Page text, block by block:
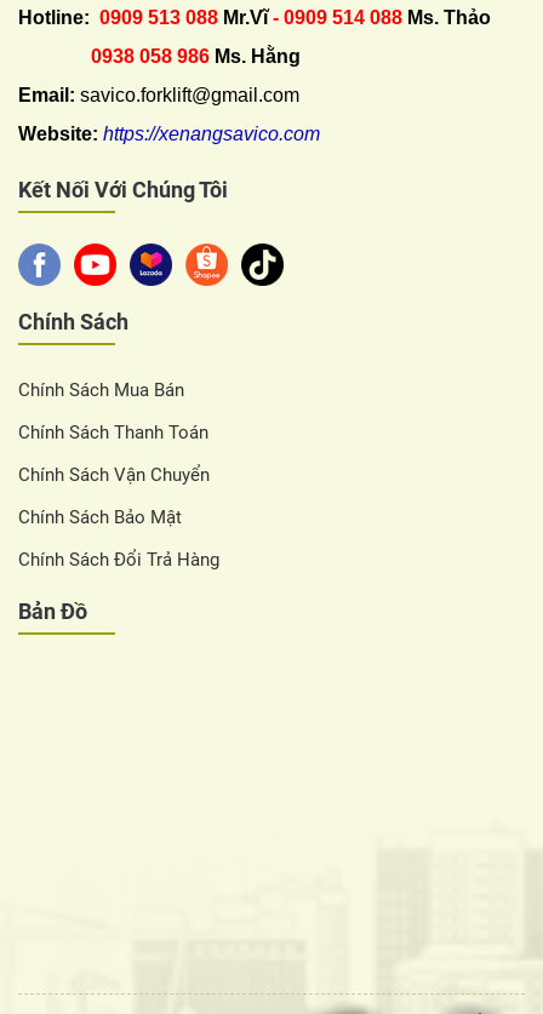
Hotline: 0909 513 088 Mr.Vĩ- 0909 514 088 Ms. Thảo
0938 058 986 Ms. Hằng
Email: savico.forklift@gmail.com
Website: https://xenangsavico.com
Kết Nối Với Chúng Tôi
Chính Sách
Chính Sách Mua Bán
Chính Sách Thanh Toán
Chính Sách Vận Chuyển
Chính Sách Bảo Mật
Chính Sách Đổi Trả Hàng
Bản Đồ